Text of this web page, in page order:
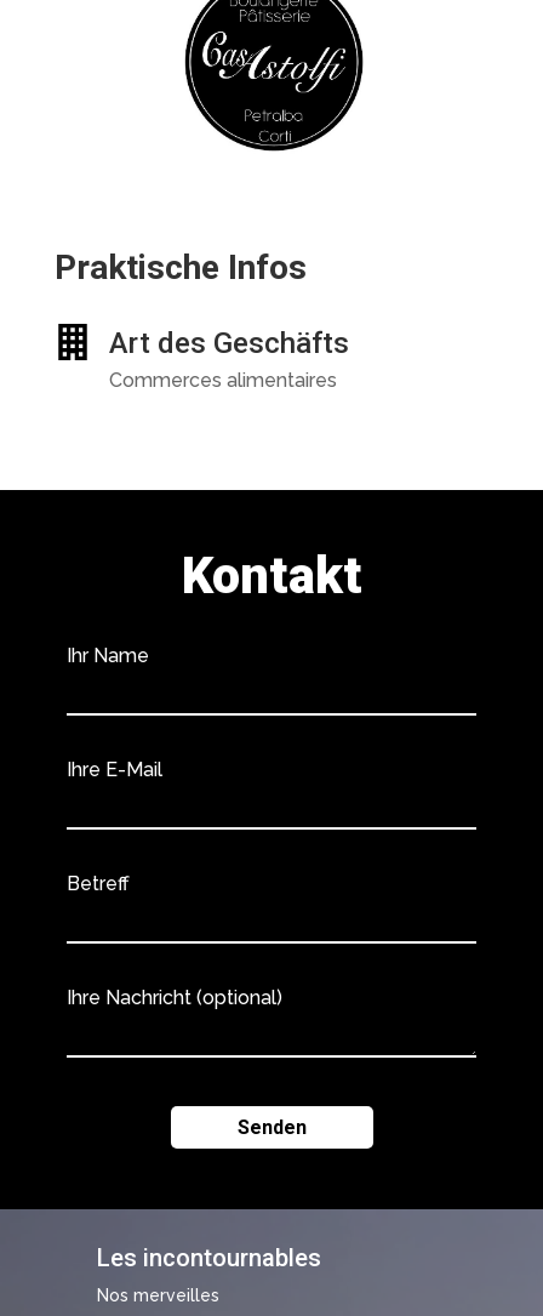
Praktische Infos
Art des Geschäfts
Commerces alimentaires
Les incontournables
Nos merveilles
Kontakt
Ihr Name
Ihre E-Mail
Betreff
Ihre Nachricht (optional)